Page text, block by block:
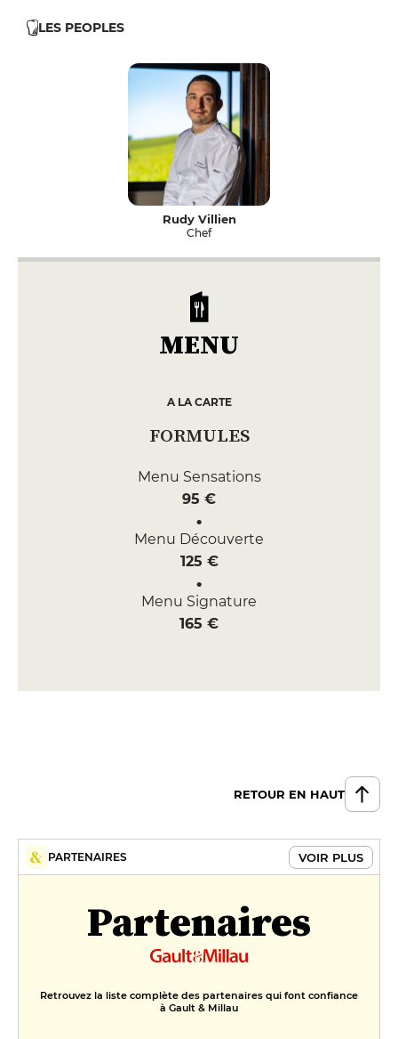
LES PEOPLES
Rudy Villien
Chef
MENU
A LA CARTE
FORMULES
Menu Sensations
95 €
Menu Découverte
125 €
Menu Signature
165 €
RETOUR EN HAUT
PARTENAIRES VOIR PLUS
Partenaires
Retrouvez la liste complète des partenaires qui font confiance
à Gault & Millau